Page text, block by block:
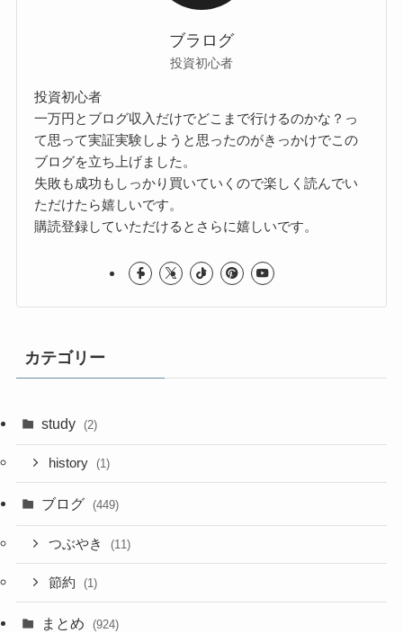
ブラログ
投資初心者
投資初心者
一万円とブログ収入だけでどこまで行けるのかな？っ
て思って実証実験しようと思ったのがきっかけでこの
ブログを立ち上げました。
失敗も成功もしっかり買いていくので楽しく読んでい
ただけたら嬉しいです。
購読登録していただけるとさらに嬉しいです。
カテゴリー
study (2)
history (1)
ブログ (449)
つぶやき (11)
節約 (1)
まとめ (924)